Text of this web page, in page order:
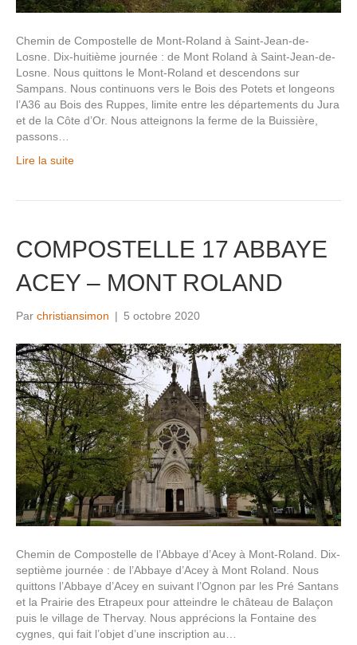
Chemin de Compostelle de Mont-Roland à Saint-Jean-de-
Losne. Dix-huitième journée : de Mont Roland à Saint-Jean-de-
Losne. Nous quittons le Mont-Roland et descendons sur
Sampans. Nous continuons vers le Bois des Potets et longeons
l’A36 au Bois des Ruppes, limite entre les départements du Jura
et de la Côte d’Or. Nous atteignons la ferme de la Buissière,
passons…
Lire la suite
COMPOSTELLE 17 ABBAYE
ACEY – MONT ROLAND
Par christiansimon | 5 octobre 2020
Chemin de Compostelle de l’Abbaye d’Acey à Mont-Roland. Dix-
septième journée : de l’Abbaye d’Acey à Mont Roland. Nous
quittons l’Abbaye d’Acey en suivant l’Ognon par les Pré Santans
et la Prairie des Etrapeux pour atteindre le château de Balaçon
puis le village de Thervay. Nous apprécions la Fontaine des
cygnes, qui fait l’objet d’une inscription au…